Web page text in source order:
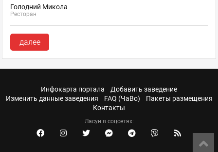
Голодний Микола
Ресторан
далее
Инфокарта портала
Добавить заведение
Изменить данные заведения
FAQ (ЧаВо)
Пакеты размещения
Контакты
Ласун в соцсетях: